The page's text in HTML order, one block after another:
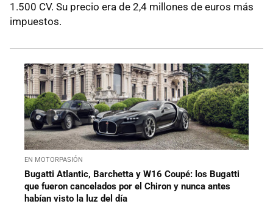
1.500 CV. Su precio era de 2,4 millones de euros más
impuestos.
EN MOTORPASIÓN
Bugatti Atlantic, Barchetta y W16 Coupé: los Bugatti
que fueron cancelados por el Chiron y nunca antes
habían visto la luz del día